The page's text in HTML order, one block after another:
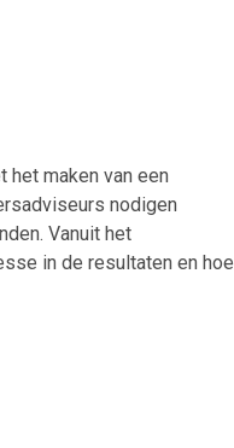
het maken van een
nodigen
Vanuit het
in de resultaten en hoe